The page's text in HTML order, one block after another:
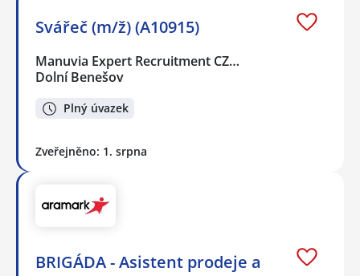
Svářeč (m/ž) (A10915)
Manuvia Expert Recruitment CZ…
Dolní Benešov
Plný úvazek
Zveřejněno: 1. srpna
BRIGÁDA - Asistent prodeje a